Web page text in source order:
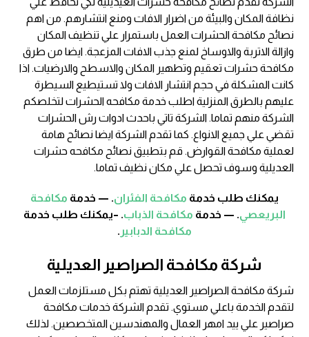
نظافة المكان والبيئة من اضرار الافات ومنع انتشارهم. من اهم
نصائح مكافحة الحشرات العمل باستمرار علي تنظيف المكان
وازالة الاتربة والاوساخ لمنع جذب الافات المزعجة. ايضا من طرق
مكافحة حشرات تعقيم وتطهير المكان والاسطح والارضيات. اذا
كانت المشكلة في حجم انتشار الافات ولا تستيطيع السيطرة
عليهم بالطرق المنزلية اطلب خدمة مكافحه الحشرات لتخلصكم
الشركة منهم تماما. الشركة تاتي باحدث ادوات رش الحشرات
تقضي علي جميع الانواع. كما تقدم الشركة ايضا نصائح هامة
لعملية مكافحة القوارض. قم بتطبيق نصائح مكافحه حشرات
العديلية وسوف تحصل علي مكان نظيف تماما.
يمكنك طلب خدمة مكافحة الفئران. — خدمة مكافحة
البريعصي. — خدمة مكافحة الذباب. –يمكنك طلب خدمة
مكافحة الدبابير .
شركة مكافحة الصراصير العديلية
شركة مكافحة الصراصير العديلية تهتم بكل مستلزمات العمل
لتقدم الخدمة باعلي مستوي. تقدم الشركة خدمات مكافحة
صراصير علي ييد امهر العمال والمهندسين المتخصصين. لذلك